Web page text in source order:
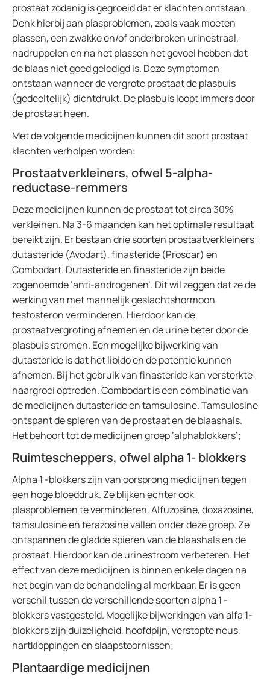
prostaat zodanig is gegroeid dat er klachten ontstaan.
Denk hierbij aan plasproblemen, zoals vaak moeten
plassen, een zwakke en/of onderbroken urinestraal,
nadruppelen en na het plassen het gevoel hebben dat
de blaas niet goed geledigd is. Deze symptomen
ontstaan wanneer de vergrote prostaat de plasbuis
(gedeeltelijk) dichtdrukt. De plasbuis loopt immers door
de prostaat heen.
Met de volgende medicijnen kunnen dit soort prostaat
klachten verholpen worden:
Prostaatverkleiners, ofwel 5-alpha-
reductase-remmers
Deze medicijnen kunnen de prostaat tot circa 30%
verkleinen. Na 3-6 maanden kan het optimale resultaat
bereikt zijn. Er bestaan drie soorten prostaatverkleiners:
dutasteride (Avodart), finasteride (Proscar) en
Combodart. Dutasteride en finasteride zijn beide
zogenoemde ‘anti-androgenen’. Dit wil zeggen dat ze de
werking van met mannelijk geslachtshormoon
testosteron verminderen. Hierdoor kan de
prostaatvergroting afnemen en de urine beter door de
plasbuis stromen. Een mogelijke bijwerking van
dutasteride is dat het libido en de potentie kunnen
afnemen. Bij het gebruik van finasteride kan versterkte
haargroei optreden. Combodart is een combinatie van
de medicijnen dutasteride en tamsulosine. Tamsulosine
ontspant de spieren van de prostaat en de blaashals.
Het behoort tot de medicijnen groep ‘alphablokkers’;
Ruimtescheppers, ofwel alpha 1- blokkers
Alpha 1 -blokkers zijn van oorsprong medicijnen tegen
een hoge bloeddruk. Ze blijken echter ook
plasproblemen te verminderen. Alfuzosine, doxazosine,
tamsulosine en terazosine vallen onder deze groep. Ze
ontspannen de gladde spieren van de blaashals en de
prostaat. Hierdoor kan de urinestroom verbeteren. Het
effect van deze medicijnen is binnen enkele dagen na
het begin van de behandeling al merkbaar. Er is geen
verschil tussen de verschillende soorten alpha 1 -
blokkers vastgesteld. Mogelijke bijwerkingen van alfa 1-
blokkers zijn duizeligheid, hoofdpijn, verstopte neus,
hartkloppingen en slaapstoornissen;
Plantaardige medicijnen